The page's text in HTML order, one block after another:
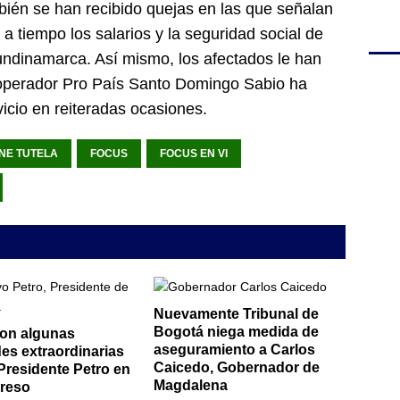
se han recibido quejas en las que señalan
tiempo los salarios y la seguridad social de
Así mismo, los afectados le han
Pro País Santo Domingo Sabio ha
en reiteradas ocasiones.
TUTELA FOCUS FOCUS EN VI
algunas
extraordinarias
Petro en
Nuevamente Tribunal de
Bogotá niega medida de
aseguramiento a Carlos
Caicedo, Gobernador de
Magdalena